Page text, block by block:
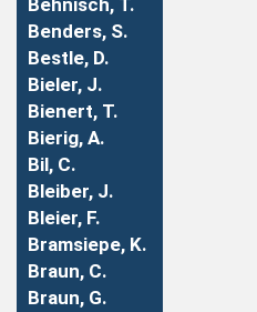
Behnisch, T.
Benders, S.
Bestle, D.
Bieler, J.
Bienert, T.
Bierig, A.
Bil, C.
Bleiber, J.
Bleier, F.
Bramsiepe, K.
Braun, C.
Braun, G.